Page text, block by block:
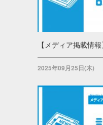
【メディア掲載情
2025年09月25日(木)